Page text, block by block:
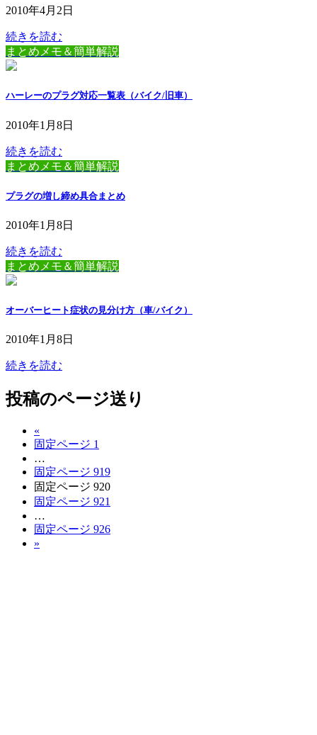
2010年4月2日
続きを読む
まとめメモ＆簡単解説
ハーレーのプラグ対応一覧表（バイク/旧車）
2010年1月8日
続きを読む
まとめメモ＆簡単解説
プラグの増し締め具合まとめ
2010年1月8日
続きを読む
まとめメモ＆簡単解説
オーバーヒート症状の見分け方（車/バイク）
2010年1月8日
続きを読む
投稿のページ送り
«
固定ページ 1
…
固定ページ 919
固定ページ 920
固定ページ 921
…
固定ページ 926
»